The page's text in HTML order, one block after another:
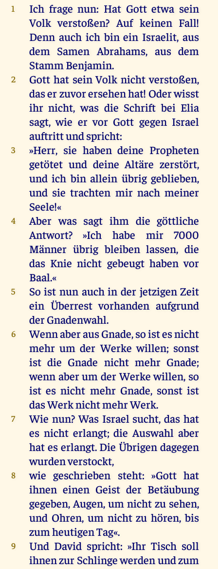
1 Ich frage nun: Hat Gott etwa sein
Volk verstoßen? Auf keinen Fall!
Denn auch ich bin ein Israelit,aus
dem Samen Abrahams, aus dem
Stamm Benjamin.
2 Gott hat sein Volk nicht verstoßen,
daserzuvorersehenhat! Oderwisst
ihr nicht,was die Schrift bei Elia
sagt,wie er vor Gott gegen Israel
auftrittundspricht:
3 »Herr, sie haben deine Propheten
getötet und deine Altäre zerstört,
und ich bin allein übrig geblieben,
und sie trachten mir nach meiner
Seele!«
4 Aber was sagt ihm die göttliche
Antwort? »Ich habe mir7000
Männer übrig bleiben lassen,die
dasKnienicht gebeugt haben vor
Baal.«
5 So ist nun auch in derjetzigenZeit
ein Überrest vorhanden aufgrund
derGnadenwahl.
6 WennaberausGnade,soistesnicht
mehr um der Werke willen; sonst
ist die Gnade nicht mehr Gnade;
wenn aberum derWerke willen, so
ist es nicht mehr Gnade, sonst ist
dasWerknichtmehrWerk.
7 Wie nun?Was Israel sucht,das hat
es nicht erlangt;die Auswahlaber
hat es erlangt. Die Übrigen dagegen
wurdenverstockt,
8 wie geschrieben steht: »Gott hat
ihnen einen Geist der Betäubung
gegeben, Augen, um nicht zu sehen,
und Ohren, um nicht zu hören,bis
zumheutigenTag«.
9 Und David spricht: »Ihr Tisch soll
ihnenzur Schlingewerdenundzum